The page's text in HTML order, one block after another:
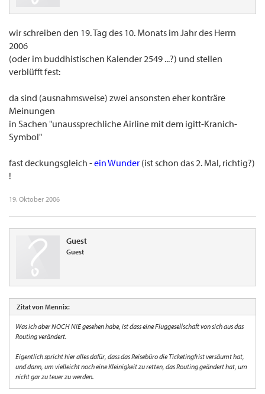
wir schreiben den 19. Tag des 10. Monats im Jahr des Herrn
2006
(oder im buddhistischen Kalender 2549 ...?) und stellen
verblüfft fest:
da sind (ausnahmsweise) zwei ansonsten eher konträre
Meinungen
in Sachen "unaussprechliche Airline mit dem igitt-Kranich-
Symbol"
fast deckungsgleich -ein Wunder (ist schon das 2. Mal, richtig?)
!
19. Oktober 2006
Guest
Guest
Zitat von Mennix:
Was ich aber NOCH NIE gesehen habe, ist dass eine Fluggesellschaft von sich aus das
Routing verändert.
Eigentlich spricht hier alles dafür, dass das Reisebüro die Ticketingfrist versäumt hat,
und dann, um vielleicht noch eine Kleinigkeit zu retten, das Routing geändert hat, um
nicht gar zu teuer zu werden.